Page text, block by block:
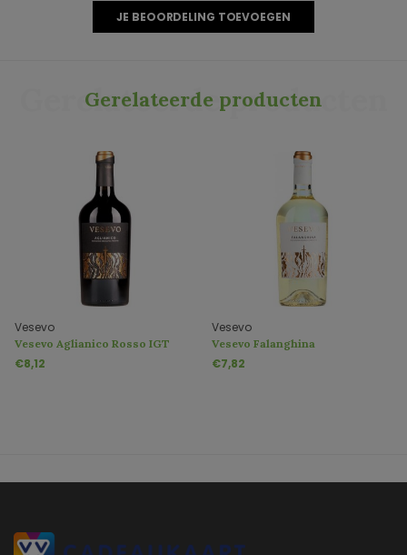
JE BEOORDELING TOEVOEGEN
Gerelateerde producten
Gerelateerde producten
Vesevo
Vesevo Aglianico Rosso IGT
€8,12
Vesevo
Vesevo Falanghina
€7,82